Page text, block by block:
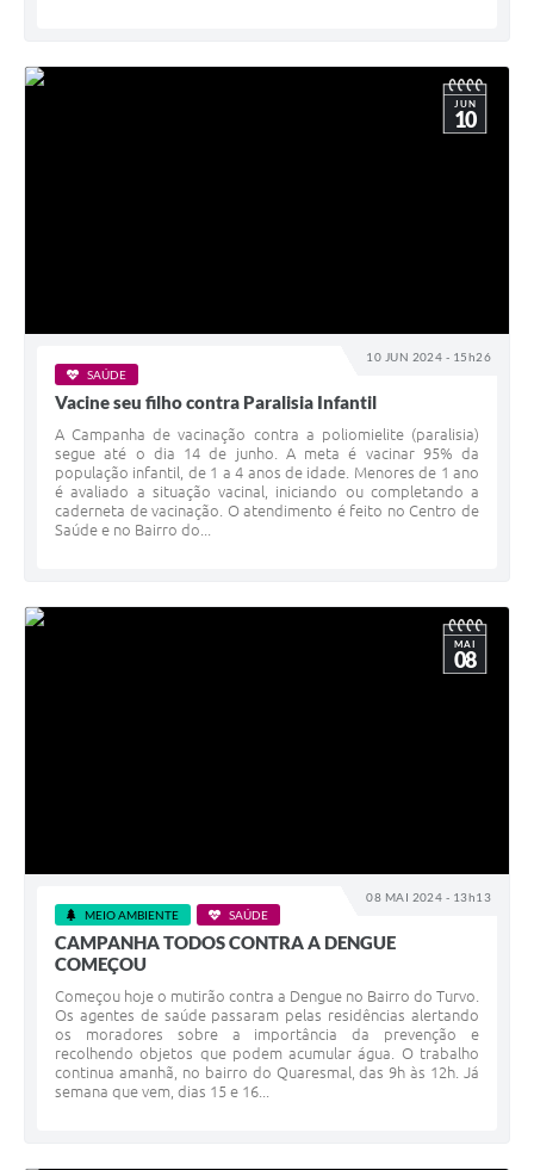
10 JUN 2024 - 15h26
JUN
10
SAÚDE
Vacine seu filho contra Paralisia Infantil
A Campanha de vacinação contra a poliomielite (paralisia)
segue até o dia 14 de junho. A meta é vacinar 95% da
população infantil, de 1 a 4 anos de idade. Menores de 1 ano
é avaliado a situação vacinal, iniciando ou completando a
caderneta de vacinação. O atendimento é feito no Centro de
Saúde e no Bairro do...
08 MAI 2024 - 13h13
MAI
08
MEIO AMBIENTE SAÚDE
CAMPANHA TODOS CONTRA A DENGUE
COMEÇOU
Começou hoje o mutirão contra a Dengue no Bairro do Turvo.
Os agentes de saúde passaram pelas residências alertando
os moradores sobre a importância da prevenção e
recolhendo objetos que podem acumular água. O trabalho
continua amanhã, no bairro do Quaresmal, das 9h às 12h. Já
semana que vem, dias 15 e 16...